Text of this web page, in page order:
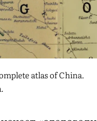
atlas of China.